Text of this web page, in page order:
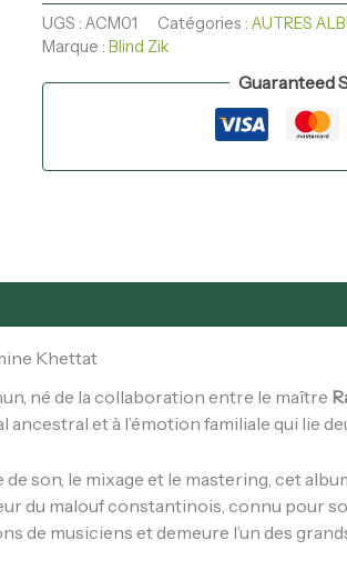
UGS : ACM01 Catégories : AUTRES
Marque : Blind Zik
Guaranteed
Khettat
né de la collaboration entre le maître
ancestral et à l’émotion familiale qui lie
son, le mixage et le mastering, cet
du malouf constantinois, connu pour
de musiciens et demeure l’un des